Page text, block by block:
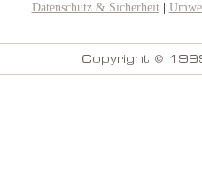
Datenschutz & Sicherheit|